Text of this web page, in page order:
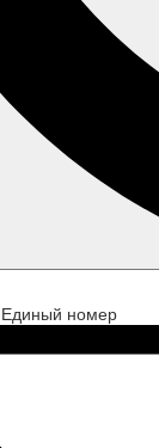
Единый номер